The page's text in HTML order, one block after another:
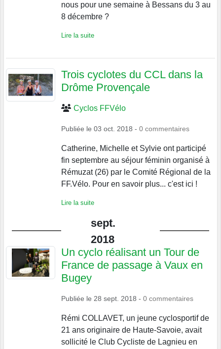
nous pour une semaine à Bessans du 3 au
8 décembre ?
Lire la suite
Trois cyclotes du CCL dans la
Drôme Provençale
Cyclos FFVélo
Publiée le 03 oct. 2018 - 0 commentaires
Catherine, Michelle et Sylvie ont participé
fin septembre au séjour féminin organisé à
Rémuzat (26) par le Comité Régional de la
FF.Vélo. Pour en savoir plus... c'est ici !
Lire la suite
sept.
2018
Un cyclo réalisant un Tour de
France de passage à Vaux en
Bugey
Publiée le 28 sept. 2018 - 0 commentaires
Rémi COLLAVET, un jeune cyclosportif de
21 ans originaire de Haute-Savoie, avait
sollicité le Club Cycliste de Lagnieu en